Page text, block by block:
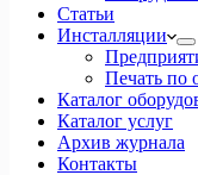
Статьи
Инсталляции
Печать по
Каталог
Каталог услуг
Архив журнала
Контакты